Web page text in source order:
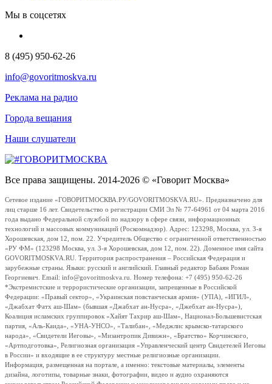
Мы в соцсетях
8 (495) 950-62-26
info@govoritmoskva.ru
Реклама на радио
Города вещания
Наши слушатели
Все права защищены. 2014-2026 © «Говорит Москва»
Сетевое издание «ГОВОРИТМОСКВА.РУ/GOVORITMOSKVA.RU». Предназначено для
лиц старше 16 лет. Свидетельство о регистрации СМИ Эл № 77-64961 от 04 марта 2016
года выдано Федеральной службой по надзору в сфере связи, информационных
технологий и массовых коммуникаций (Роскомнадзор). Адрес: 123298, Москва, ул. 3-я
Хорошевская, дом 12, пом. 22. Учредитель Общество с ограниченной ответственностью
«РУ ФМ» (123298 Москва, ул. 3-я Хорошевская, дом 12, пом. 22). Доменное имя сайта
GOVORITMOSKVA.RU. Территория распространения – Российская Федерация и
зарубежные страны. Языки: русский и английский. Главный редактор Бабаян Роман
Георгиевич. Email: info@govoritmoskva.ru. Номер телефона: +7 (495) 950-62-26
*Экстремистские и террористические организации, запрещенные в Российской
Федерации: «Правый сектор», «Украинская повстанческая армия» (УПА), «ИГИЛ»,
«Джабхат Фатх аш-Шам» (бывшая «Джабхат ан-Нусра», «Джебхат ан-Нусра»),
Коалиция исламских группировок «Хайят Тахрир аш-Шам», Национал-Большевистская
партия, «Аль-Каида», «УНА-УНСО», «Талибан», «Меджлис крымско-татарского
народа», «Свидетели Иеговы», «Мизантропик Дивижн», «Братство» Корчинского,
«Артподготовка», Религиозная организация «Управленческий центр Свидетелей Иеговы
в России» и входящие в ее структуру местные религиозные организации.
Информация, размещенная на портале, а именно: текстовые материалы, элементы
дизайна, логотипы, товарные знаки, фотографии, видео и аудио охраняются